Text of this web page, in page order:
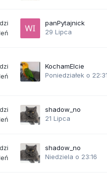
panPytajnick
29 Lipca
KochamElcie
Poniedziałek o
shadow_no
21 Lipca
shadow_no
Niedziela o 23:16